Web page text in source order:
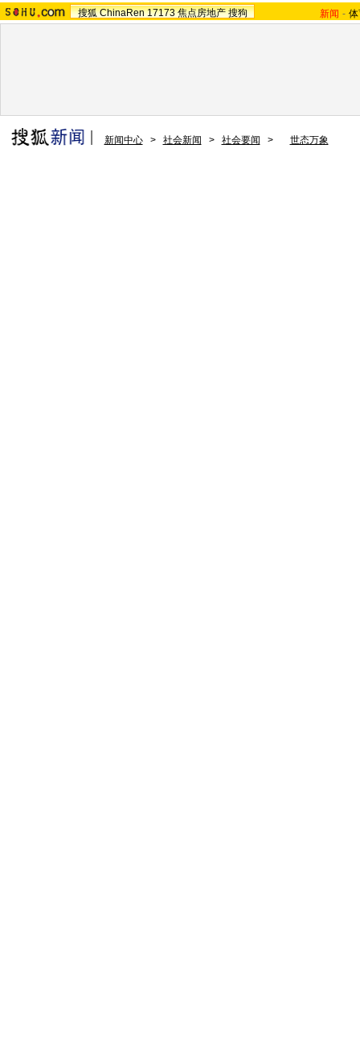
搜狐 ChinaRen 17173 焦点房地产 搜狗 新闻 -
新闻中心 > 社会新闻 > 社会要闻 > 世态万象